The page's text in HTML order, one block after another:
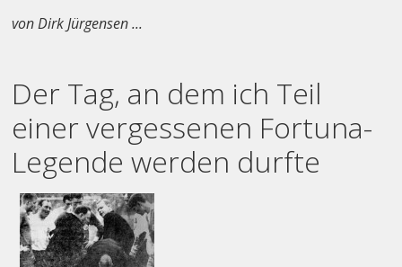
von Dirk Jürgensen ...
Der Tag, an dem ich Teil
einer vergessenen Fortuna-
Legende werden durfte